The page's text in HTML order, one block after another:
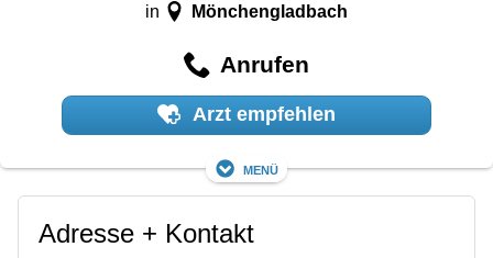
in Mönchengladbach
Anrufen
Arzt empfehlen
Menü
Adresse + Kontakt